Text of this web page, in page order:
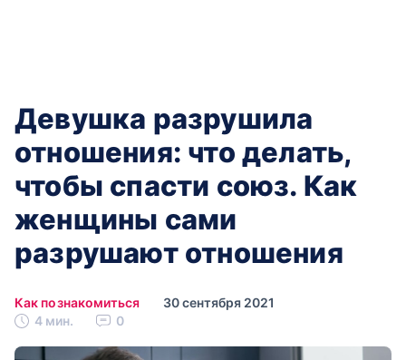
Девушка разрушила
отношения: что делать,
чтобы спасти союз. Как
женщины сами
разрушают отношения
Как познакомиться
30 сентября 2021
4 мин.
0